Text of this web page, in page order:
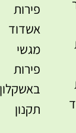
פירות
אשדוד
מגשי
פירות
באשקלון
תקנון